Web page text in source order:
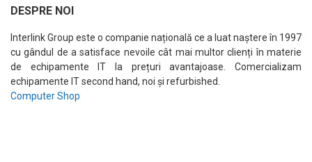
DESPRE NOI
Interlink Group este o companie națională ce a luat naștere în 1997
cu gândul de a satisface nevoile cât mai multor clienți în materie
de echipamente IT la prețuri avantajoase. Comercializam
echipamente IT second hand, noi și refurbished.
Computer Shop